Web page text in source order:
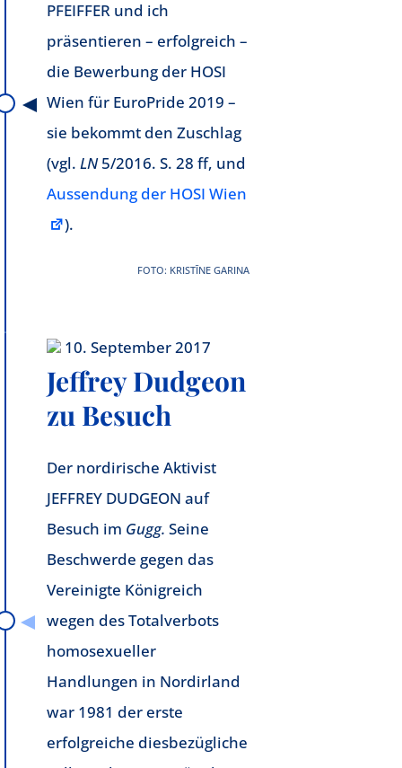
PFEIFFER und ich
präsentieren – erfolgreich –
die Bewerbung der HOSI
Wien für EuroPride 2019 –
sie bekommt den Zuschlag
(vgl. LN5/2016. S. 28 ff, und
Aussendung der HOSI Wien
).
FOTO: KRISTĪNE GARINA
10. September 2017
Jeffrey Dudgeon
zu Besuch
Der nordirische Aktivist
JEFFREY DUDGEON auf
Besuch im Gugg. Seine
Beschwerde gegen das
Vereinigte Königreich
wegen des Totalverbots
homosexueller
Handlungen in Nordirland
war 1981 der erste
erfolgreiche diesbezügliche